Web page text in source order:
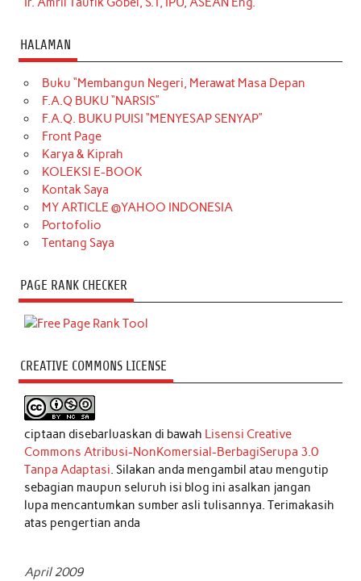
HALAMAN
Buku “Membangun Negeri, Merawat Masa Depan
F.A.Q BUKU “NARSIS”
F.A.Q. BUKU PUISI “MENYESAP SENYAP”
Front Page
Karya & Kiprah
KOLEKSI E-BOOK
Kontak Saya
MY ARTICLE @YAHOO INDONESIA
Portofolio
Tentang Saya
PAGE RANK CHECKER
CREATIVE COMMONS LICENSE
ciptaan disebarluaskan di bawah Lisensi Creative
Commons Atribusi-NonKomersial-BerbagiSerupa 3.0
Tanpa Adaptasi. Silakan anda mengambil atau mengutip
sebagian maupun seluruh isi blog ini asalkan jangan
lupa mencantumkan sumber asli tulisannya. Terimakasih
atas pengertian anda
April 2009